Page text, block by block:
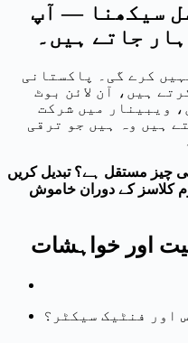
سیکھنا — آپ
جاتے ہیں۔
کرے گی۔ پاکستانی
ہیں، آن لائن بوٹ
ویبینار میں شرکت
ہیں وہ ہیں جو ترقی
چیز مستقل ہے؟ تبدیل کریں
کلاسز کے دوران خاموش
اور خواہشات
اور فنٹیک سیکٹر؟